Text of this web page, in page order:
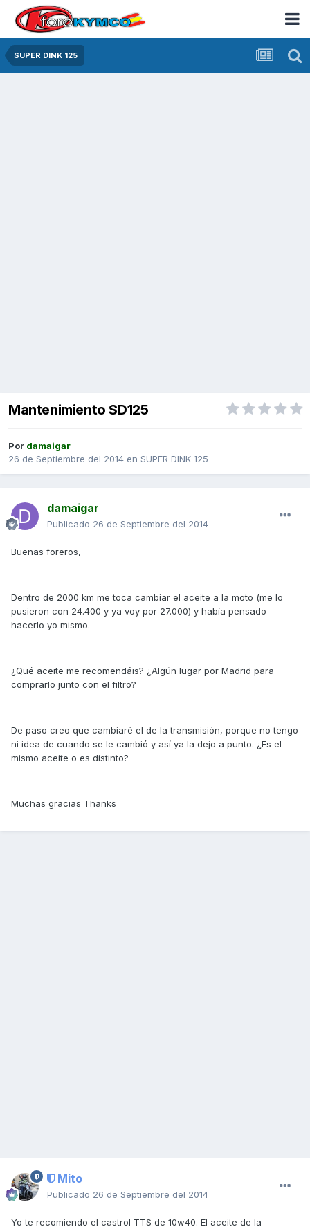
SUPER DINK 125
Mantenimiento SD125
Por damaigar
26 de Septiembre del 2014 en SUPER DINK 125
damaigar
Publicado 26 de Septiembre del 2014
Buenas foreros,
Dentro de 2000 km me toca cambiar el aceite a la moto (me lo
pusieron con 24.400 y ya voy por 27.000) y había pensado
hacerlo yo mismo.
¿Qué aceite me recomendáis? ¿Algún lugar por Madrid para
comprarlo junto con el filtro?
De paso creo que cambiaré el de la transmisión, porque no tengo
ni idea de cuando se le cambió y así ya la dejo a punto. ¿Es el
mismo aceite o es distinto?
Muchas gracias Thanks
Mito
Publicado 26 de Septiembre del 2014
Yo te recomiendo el castrol TTS de 10w40. El aceite de la